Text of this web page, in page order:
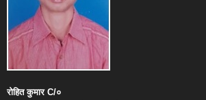
रोहित कुमारC/०